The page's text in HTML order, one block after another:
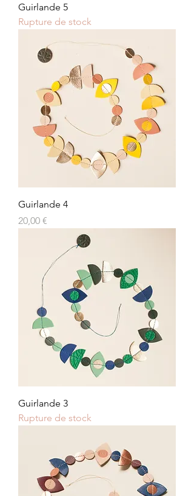
Guirlande 5
Rupture de stock
Guirlande 4
Prix
20,00 €
Guirlande 3
Rupture de stock